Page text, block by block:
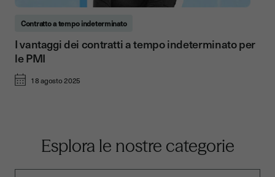
Contratto a tempo indeterminato
I vantaggi dei contratti a tempo indeterminato per
le PMI
18 agosto 2025
Esplora le nostre categorie